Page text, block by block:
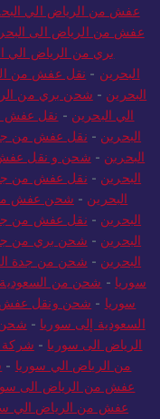
عفش من الرياض الي
عفش من الرياض الى
بري من الرياض الي
البحرين - نقل عفش من
البحرين - شحن بري من
الي البحرين - نقل عفش
البحرين - نقل عفش من
البحرين - شحن و نقل عفش
البحرين - نقل عفش من
البحرين - شحن عفش من
البحرين - نقل عفش من
البحرين - شحن بري من
البحرين - شحن من جدة
سوريا - شحن من السعودية
سوريا - شحن ونقل عفش
السعودية إلى سوريا - شحن
الرياض الى سوريا - شركة
من الرياض الي سوريا -
عفش من الرياض الى
عفش من الرياض الي